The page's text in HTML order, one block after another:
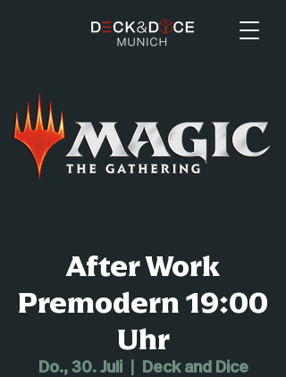
After Work
Premodern 19:00
Uhr
Do., 30. Juli
  |
Deck and Dice